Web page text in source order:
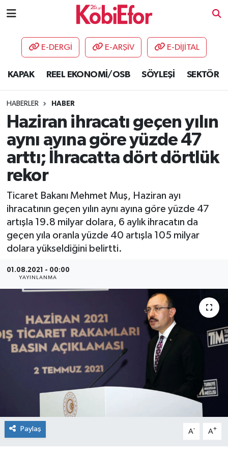
E-DERGİ E-ARŞİV E-DİJİTAL
KAPAK REEL EKONOMİ/OSB SÖYLEŞİ SEKTÖR
HABERLER HABER
Haziran ihracatı geçen yılın
aynı ayına göre yüzde 47
arttı; İhracatta dört dörtlük
rekor
Ticaret Bakanı Mehmet Muş, Haziran ayı
ihracatının geçen yılın aynı ayına göre yüzde 47
artışla 19.8 milyar dolara, 6 aylık ihracatın da
geçen yıla oranla yüzde 40 artışla 105 milyar
dolara yükseldiğini belirtti.
01.08.2021 - 00:00
YAYINLANMA
Paylaş A- A+
AKADEMİ
DESTEK-TEŞVİK
ETKİNLİK
GÜNCEL
HABERLER
KAPAK
OSB
SEKTÖR
ŞİRKET PANO
ÜLKE
YAŞAM